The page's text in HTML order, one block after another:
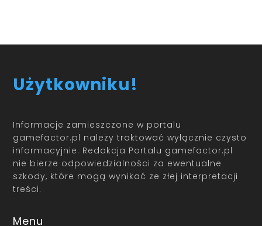
Użytkowniku!
Informacje zamieszczone w portalu
gamefactor.pl należy traktować wyłącznie czysto
informacyjnie. Redakcja Portalu gamefactor.pl
nie bierze odpowiedzialności za ewentualne
szkody, które mogą wynikać ze złej interpretacji
treści.
Menu